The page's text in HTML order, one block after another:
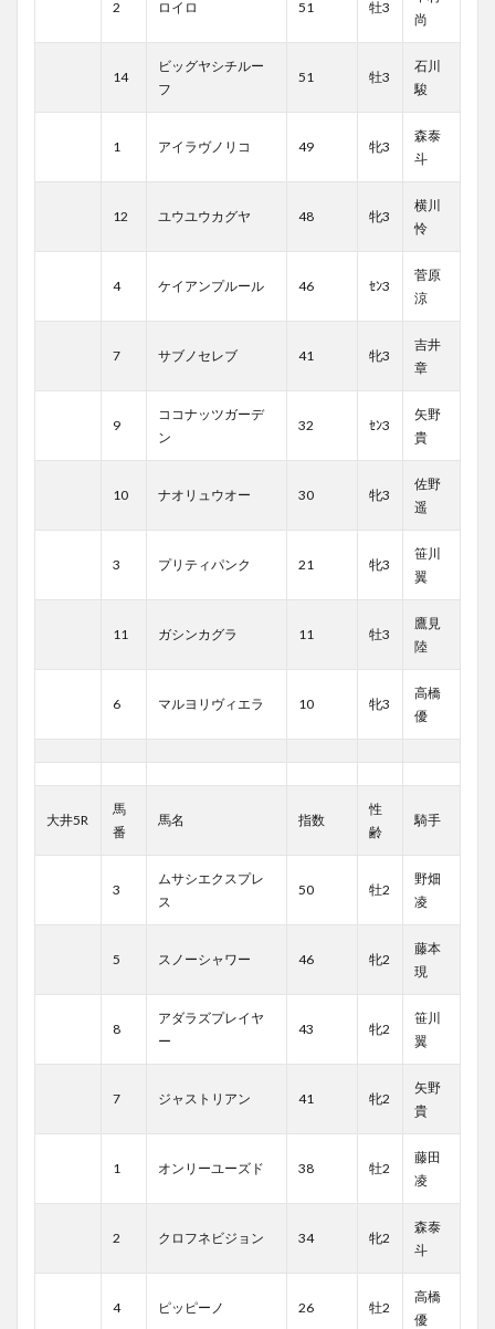
2 ロイロ 51 牡3
尚
14
ビッグヤシチルー
フ
51 牡3
石川
駿
1 アイラヴノリコ 49 牝3
森泰
斗
12 ユウユウカグヤ 48 牝3
横川
怜
4 ケイアンプルール 46 ｾﾝ3
菅原
涼
7 サブノセレブ 41 牝3
吉井
章
9
ココナッツガーデ
ン
32 ｾﾝ3
矢野
貴
10 ナオリュウオー 30 牝3
佐野
遥
3 プリティパンク 21 牝3
笹川
翼
11 ガシンカグラ 11 牡3
鷹見
陸
6 マルヨリヴィエラ 10 牝3
高橋
優
大井5R
馬
番
馬名 指数
性
齢
騎手
3
ムサシエクスプレ
ス
50 牡2
野畑
凌
5 スノーシャワー 46 牝2
藤本
現
8
アダラズプレイヤ
ー
43 牝2
笹川
翼
7 ジャストリアン 41 牝2
矢野
貴
1 オンリーユーズド 38 牡2
藤田
凌
2 クロフネビジョン 34 牝2
森泰
斗
4 ピッピーノ 26 牡2
高橋
優